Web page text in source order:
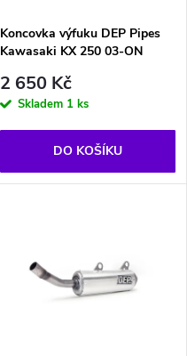
Koncovka výfuku DEP Pipes
Kawasaki KX 250 03-ON
2 650 Kč
Skladem 1 ks
DO KOŠÍKU